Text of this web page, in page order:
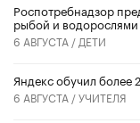
Роспотребнадзор
рыбой и водорослями
6 АВГУСТА / ДЕТИ
​Яндекс обучил более
6 АВГУСТА /УЧИТЕЛЯ